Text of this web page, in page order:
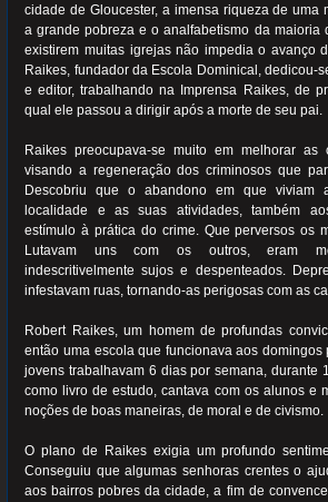
cidade de Gloucester, a imensa riqueza de uma
a grande pobreza e o analfabetismo da maioria
existirem muitas igrejas não impedia o avanço
Raikes, fundador da Escola Dominical, dedicou-
e editor, trabalhando na Imprensa Raikes, de
qual ele passou a dirigir após a morte de seu pai.
Raikes preocupava-se muito em melhorar as
visando a regeneração dos criminosos que
Descobriu que o abandono em que viviam
localidade e as suas atividades, também
estímulo à prática do crime. Que perversos os
Lutavam uns com os outros, eram
indescritivelmente sujos e despenteados.
infestavam ruas, tornando-as perigosas com as
Robert Raikes, um homem de profundas
então uma escola que funcionava aos
jovens trabalhavam 6 dias por semana, durante
como livro de estudo, cantava com os alunos e
noções de boas maneiras, de moral e de civismo.
O plano de Raikes exigia um profundo
Conseguiu que algumas senhoras crentes o
aos bairros pobres da cidade, a fim de